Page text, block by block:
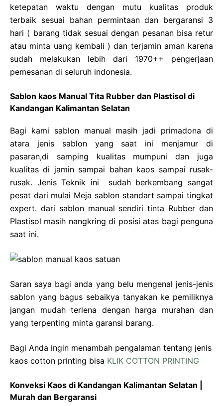
ketepatan waktu dengan mutu kualitas produk
terbaik sesuai bahan permintaan dan bergaransi 3
hari ( barang tidak sesuai dengan pesanan bisa retur
atau minta uang kembali ) dan terjamin aman karena
sudah melakukan lebih dari 1970++ pengerjaan
pemesanan di seluruh indonesia.
Sablon kaos Manual Tita Rubber dan Plastisol di
Kandangan Kalimantan Selatan
Bagi kami sablon manual masih jadi primadona di
atara jenis sablon yang saat ini menjamur di
pasaran,di samping kualitas mumpuni dan juga
kualitas di jamin sampai bahan kaos sampai rusak-
rusak. Jenis Teknik ini sudah berkembang sangat
pesat dari mulai Meja sablon standart sampai tingkat
expert. dari sablon manual sendiri tinta Rubber dan
Plastisol masih nangkring di posisi atas bagi penguna
saat ini.
Saran saya bagi anda yang belu mengenal jenis-jenis
sablon yang bagus sebaikya tanyakan ke pemiliknya
jangan mudah terlena dengan harga murahan dan
yang terpenting minta garansi barang.
Bagi Anda ingin menambah pengalaman tentang jenis
kaos cotton printing bisa KLIK COTTON PRINTING
Konveksi Kaos di Kandangan Kalimantan Selatan |
Murah dan Bergaransi